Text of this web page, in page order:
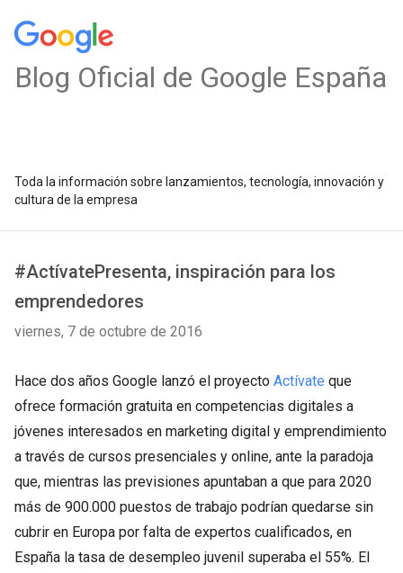
Blog Oficial de Google España
Toda la información sobre lanzamientos, tecnología, innovación y
cultura de la empresa
#ActívatePresenta, inspiración para los
emprendedores
viernes, 7 de octubre de 2016
Hace dos años Google lanzó el proyecto Actívate que
ofrece formación gratuita en competencias digitales a
jóvenes interesados en marketing digital y emprendimiento
a través de cursos presenciales y online, ante la paradoja
que, mientras las previsiones apuntaban a que para 2020
más de 900.000 puestos de trabajo podrían quedarse sin
cubrir en Europa por falta de expertos cualificados, en
España la tasa de desempleo juvenil superaba el 55%. El